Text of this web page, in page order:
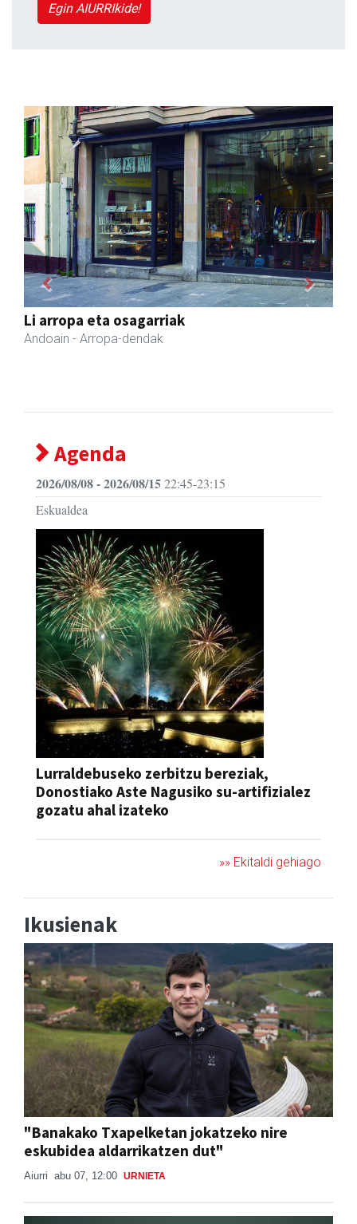
Egin AIURRIkide!
AMC Mecanocaucho
Asteasu - Industria hornidurak
Previous Next
Agenda
2026/08/08 - 2026/08/1522:45-23:15
Eskualdea
Lurraldebuseko zerbitzu bereziak,
Donostiako Aste Nagusiko su-artifizialez
gozatu ahal izateko
»» Ekitaldi gehiago
Ikusienak
"Banakako Txapelketan jokatzeko nire
eskubidea aldarrikatzen dut"
Aiurri abu 07, 12:00 URNIETA